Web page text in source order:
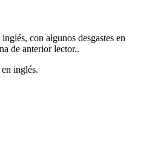
con algunos desgastes en
de anterior lector..
inglés.